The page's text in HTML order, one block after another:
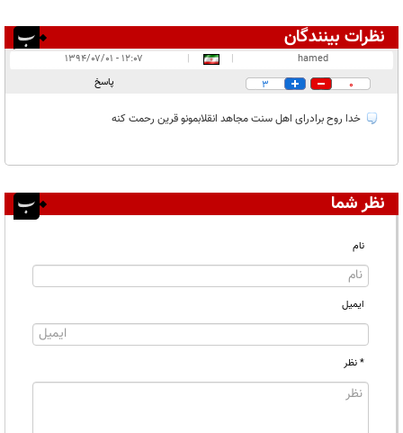
نظرات بینندگان
در انتظار بررسی:
hamed
|
|
۱۲:۰۷ - ۱۳۹۴/۰۷/۰۱
0
3 پاسخ
خدا روح برادرای اهل سنت مجاهد انقلابمونو قرین رحمت کنه
نظر شما
نام
ایمیل
* نظر